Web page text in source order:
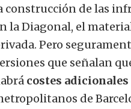
construcción de las
la Diagonal, el
Pero
que señalan
costes adicionales
de